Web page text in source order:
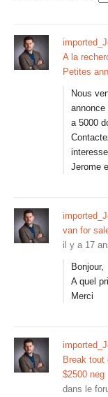
A la
Petites
Nous
a 5000
Jerome
van for
il y a 17
Bonjour,
A quel
Merci
Break tout
$2500 neg
dans le